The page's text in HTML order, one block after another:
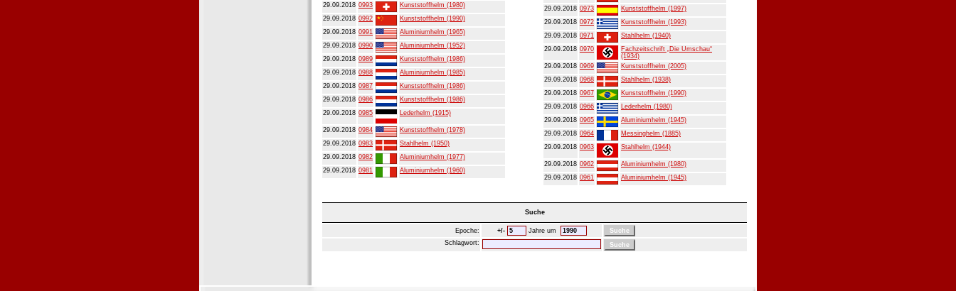
29.09.2018 0993
Kunststoffhelm (1980)
29.09.2018 0992
Kunststoffhelm (1990)
29.09.2018 0991
Aluminiumhelm (1965)
29.09.2018 0990
Aluminiumhelm (1952)
29.09.2018 0989
Kunststoffhelm (1986)
29.09.2018 0988
Aluminiumhelm (1985)
29.09.2018 0987
Kunststoffhelm (1986)
29.09.2018 0986
Kunststoffhelm (1986)
29.09.2018 0985 Lederhelm (1915)
29.09.2018 0984
Kunststoffhelm (1978)
29.09.2018 0983
Stahlhelm (1950)
29.09.2018 0982
Aluminiumhelm (1977)
29.09.2018 0981 Aluminiumhelm (1960)
29.09.2018 0973
Kunststoffhelm (1997)
29.09.2018 0972
Kunststoffhelm (1993)
29.09.2018 0971
Stahlhelm (1940)
29.09.2018 0970
Fachzeitschrift „Die Umschau“
(1934)
29.09.2018 0969
Kunststoffhelm (2005)
29.09.2018 0968
Stahlhelm (1938)
29.09.2018 0967
Kunststoffhelm (1990)
29.09.2018 0966
Lederhelm (1980)
29.09.2018 0965
Aluminiumhelm (1945)
29.09.2018 0964
Messinghelm (1885)
29.09.2018 0963 Stahlhelm (1944)
29.09.2018 0962
Aluminiumhelm (1980)
29.09.2018 0961 Aluminiumhelm (1945)
Suche
Epoche: +/-
Jahre um
Schlagwort: